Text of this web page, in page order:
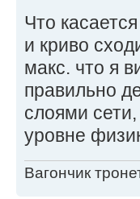
Что
и криво
макс. что я
правильно
слоями
уровне
Вагончик